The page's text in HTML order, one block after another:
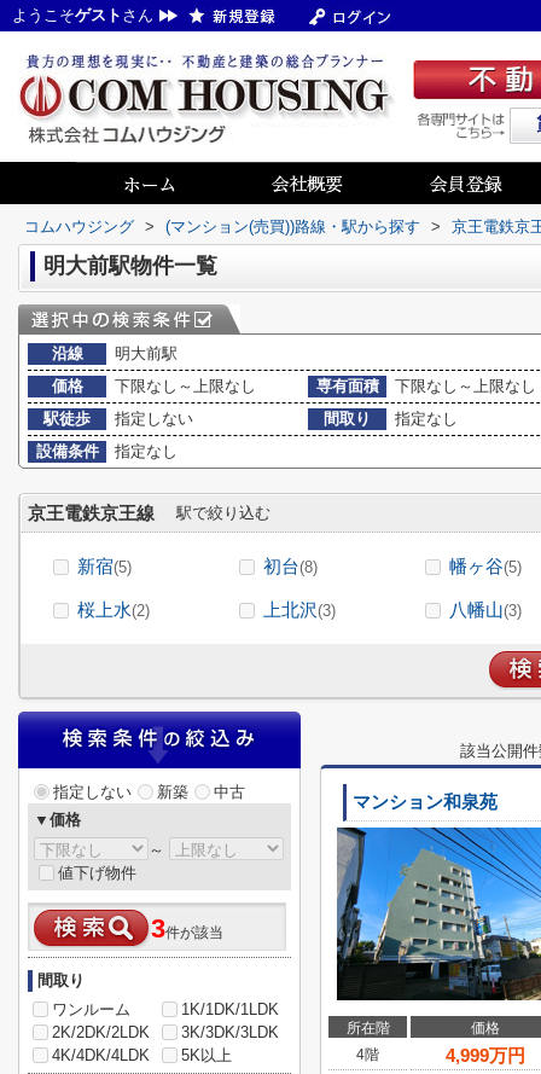
ようこそゲスト さん
コムハウジング > (マンション(売買))路線・駅から探す > 京王電鉄京
明大前駅物件一覧
沿線
明大前駅
価格
下限なし～上限なし 専有面積
下限なし～上限なし
駅徒歩
指定しない 間取り
指定なし
設備条件
指定なし
京王電鉄京王線 駅で絞り込む
新宿(5) 初台(8) 幡ヶ谷(5)
桜上水(2) 上北沢(3) 八幡山(3)
該当公開
マンション和泉苑
所在階
価格
4階
4,999万円
指定しない 新築
中古
▼価格
～
値下げ物件
3件が該当
間取り
ワンルーム
1K/1DK/1LDK
2K/2DK/2LDK
3K/3DK/3LDK
4K/4DK/4LDK
5K以上